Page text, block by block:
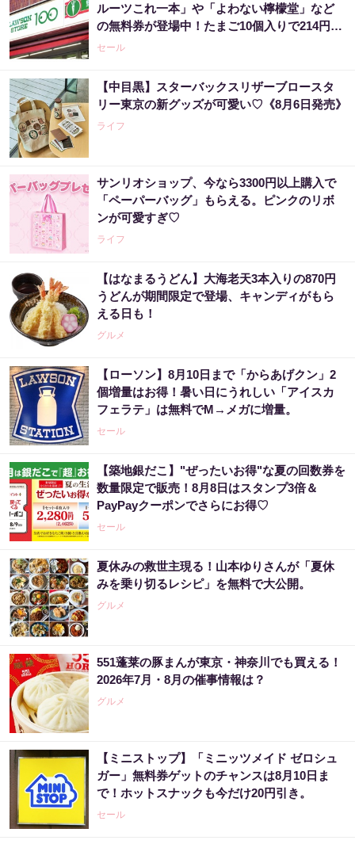
ルーツこれ一本」や「よわない檸檬堂」など
の無料券が登場中！たまご10個入りで214円な
どのお得企画も見逃せない。
セール
【中目黒】スターバックスリザーブロースタ
リー東京の新グッズが可愛い♡《8月6日発売》
ライフ
サンリオショップ、今なら3300円以上購入で
「ペーパーバッグ」もらえる。ピンクのリボ
ンが可愛すぎ♡
ライフ
【はなまるうどん】大海老天3本入りの870円
うどんが期間限定で登場、キャンディがもら
える日も！
グルメ
【ローソン】8月10日まで「からあげクン」2
個増量はお得！暑い日にうれしい「アイスカ
フェラテ」は無料でM→メガに増量。
セール
【築地銀だこ】"ぜったいお得"な夏の回数券を
数量限定で販売！8月8日はスタンプ3倍＆
PayPayクーポンでさらにお得♡
セール
夏休みの救世主現る！山本ゆりさんが「夏休
みを乗り切るレシピ」を無料で大公開。
グルメ
551蓬莱の豚まんが東京・神奈川でも買える！
2026年7月・8月の催事情報は？
グルメ
【ミニストップ】「ミニッツメイド ゼロシュ
ガー」無料券ゲットのチャンスは8月10日ま
で！ホットスナックも今だけ20円引き。
セール